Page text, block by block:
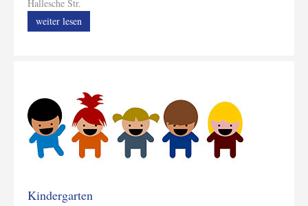
Hallesche Str.
weiter lesen
Kindergarten